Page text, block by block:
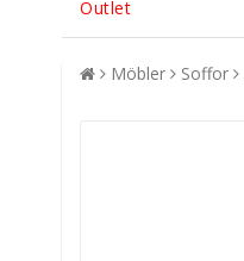
Outlet
Möbler Soffor